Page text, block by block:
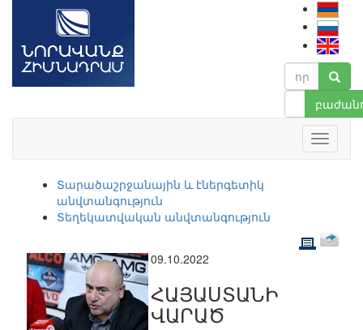
Տարածաշրջանային և էներգետիկ
անվտանգություն
Տեղեկատվական անվտանգություն
09.10.2022
ՀԱՅԱՍՏԱՆԻ
ՎԱՐԱԾ